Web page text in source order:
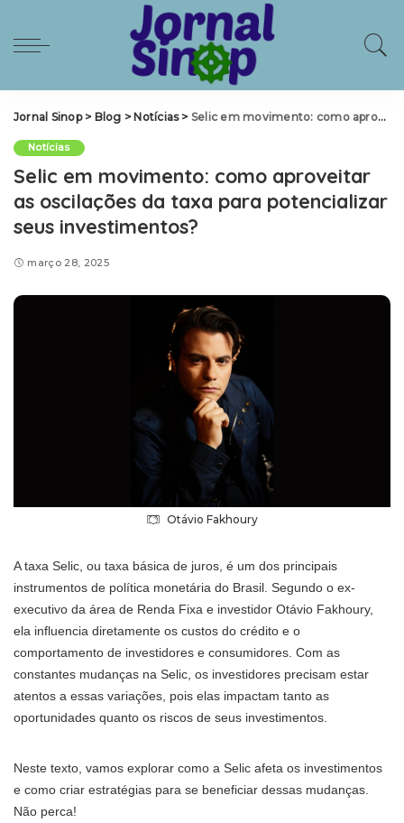
Jornal Sinop> Blog > Notícias> Selic em movimento: como aproveitar as oscilações da taxa para potencializar seus investimentos?
Notícias
Selic em movimento: como aproveitar
as oscilações da taxa para potencializar
seus investimentos?
março 28, 2025
Otávio Fakhoury
A taxa Selic, ou taxa básica de juros, é um dos principais
instrumentos de política monetária do Brasil. Segundo o ex-
executivo da área de Renda Fixa e investidor Otávio Fakhoury,
ela influencia diretamente os custos do crédito e o
comportamento de investidores e consumidores. Com as
constantes mudanças na Selic, os investidores precisam estar
atentos a essas variações, pois elas impactam tanto as
oportunidades quanto os riscos de seus investimentos.
Neste texto, vamos explorar como a Selic afeta os investimentos
e como criar estratégias para se beneficiar dessas mudanças.
Não perca!